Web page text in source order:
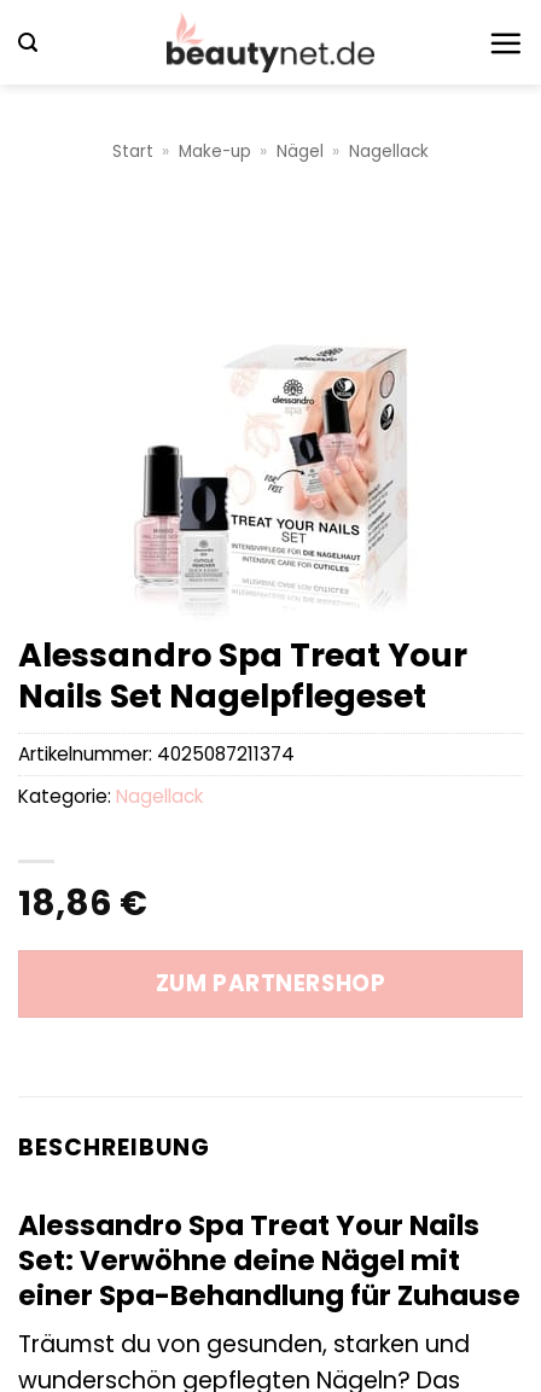
Inhalt
Start » Make-up » Nägel » Nagellack
Alessandro Spa Treat Your
Nails Set Nagelpflegeset
18,86 €
ZUM PARTNERSHOP
Artikelnummer: 4025087211374
Kategorie: Nagellack
BESCHREIBUNG
Alessandro Spa Treat Your Nails
Set: Verwöhne deine Nägel mit
einer Spa-Behandlung für Zuhause
Träumst du von gesunden, starken und
wunderschön gepflegten Nägeln? Das